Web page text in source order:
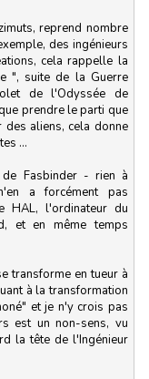
reprend nombre
des ingénieurs
cela rappelle la
", suite de la Guerre
de l'Odyssée de
prendre le parti que
aliens, cela donne
...
de Fasbinder - rien à
a forcément pas
HAL, l'ordinateur du
et en même temps
transforme en tueur à
à la transformation
et je n'y crois pas
est un non-sens, vu
la tête de l'Ingénieur